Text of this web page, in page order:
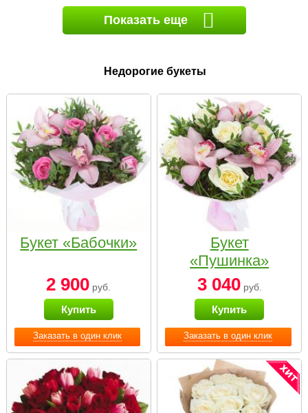
Показать еще
Недорогие букеты
Заказать в один клик
Букет «Бабочки»
2 900 руб.
Купить
Заказать в один клик
Букет
«Пушинка»
3 040руб.
Купить